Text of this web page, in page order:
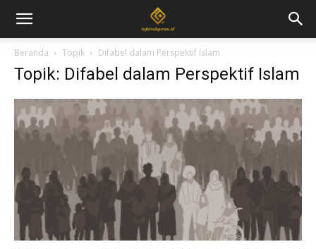
Beranda Topik Difabel dalam Perspektif Islam
Topik: Difabel dalam Perspektif Islam